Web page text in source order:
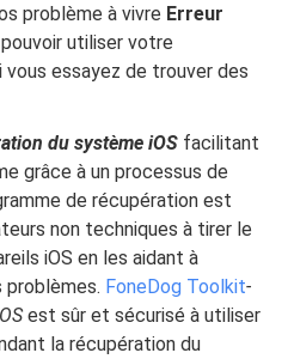
problème à vivre Erreur
utiliser votre
essayez de trouver des
du système iOS facilitant
grâce à un processus de
de récupération est
non techniques à tirer le
iOS en les aidant à
problèmes. FoneDog Toolkit-
est sûr et sécurisé à utiliser
la récupération du